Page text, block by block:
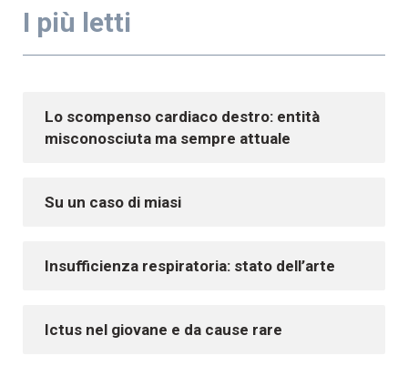
I più letti
Lo scompenso cardiaco destro: entità
misconosciuta ma sempre attuale
Su un caso di miasi
Insufficienza respiratoria: stato dell’arte
Ictus nel giovane e da cause rare